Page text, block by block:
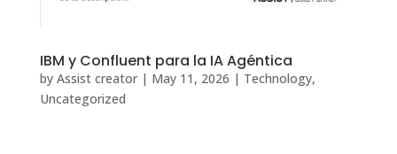
IBM y Confluent para la IA Agéntica
by Assist creator| May 11, 2026 | Technology,
Uncategorized